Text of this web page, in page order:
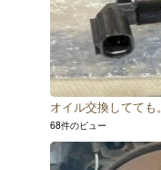
オイル交換してても。
68件のビュー